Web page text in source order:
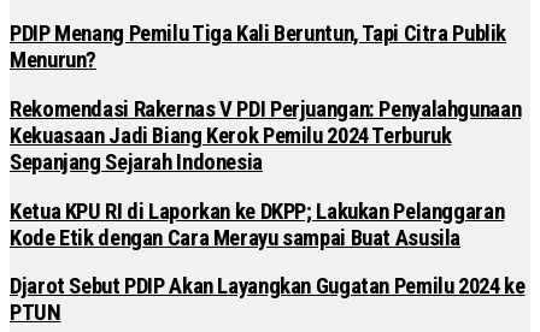
PDIP Menang Pemilu Tiga Kali Beruntun, Tapi Citra Publik
Menurun?
Rekomendasi Rakernas V PDI Perjuangan: Penyalahgunaan
Kekuasaan Jadi Biang Kerok Pemilu 2024 Terburuk
Sepanjang Sejarah Indonesia
Ketua KPU RI di Laporkan ke DKPP; Lakukan Pelanggaran
Kode Etik dengan Cara Merayu sampai Buat Asusila
Djarot Sebut PDIP Akan Layangkan Gugatan Pemilu 2024 ke
PTUN